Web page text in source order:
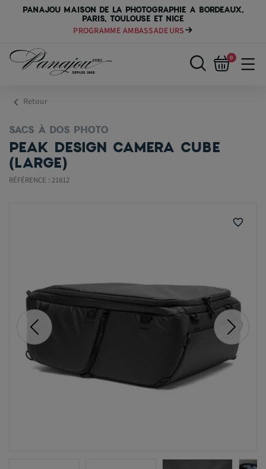
PANAJOU MAISON DE LA PHOTOGRAPHIE A BORDEAUX,
PARIS, TOULOUSE ET NICE
PROGRAMME AMBASSADEURS
0
chevron_left Retour
SACS À DOS PHOTO
PEAK DESIGN CAMERA CUBE
(LARGE)
RÉFÉRENCE : 21812
favorite_border